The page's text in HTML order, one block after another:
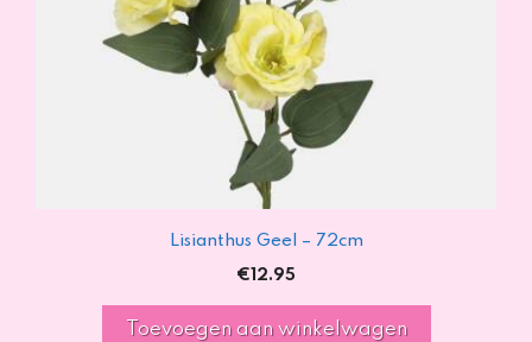
Lisianthus Geel – 72cm
€ 12.95
Toevoegen aan winkelwagen